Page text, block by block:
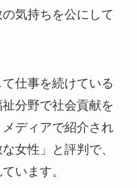
気持ちを公にして
仕事を続けている
分野で社会貢献を
ディアで紹介され
女性」と評判で、
います。